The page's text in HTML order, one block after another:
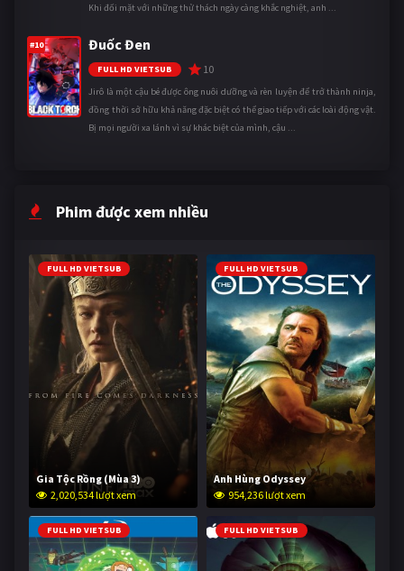
Khi đối mặt với những thử thách ngày càng khắc nghiệt, anh ...
#10 Đuốc Đen
FULL HD VIETSUB 10
Jirô là một cậu bé được ông nuôi dưỡng và rèn luyện để trở thành ninja,
đồng thời sở hữu khả năng đặc biệt có thể giao tiếp với các loài động vật.
Bị mọi người xa lánh vì sự khác biệt của mình, cậu ...
Phim được xem nhiều
FULL HD VIETSUB
Gia Tộc Rồng (Mùa 3)
2,020,534 lượt xem
FULL HD VIETSUB
Anh Hùng Odyssey
954,236 lượt xem
FULL HD VIETSUB FULL HD VIETSUB